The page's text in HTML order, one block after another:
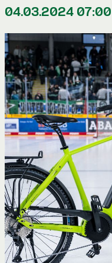
04.03.2024 07:00